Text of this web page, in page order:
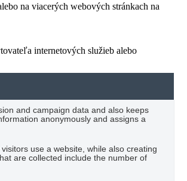
na viacerých webových stránkach na
internetových služieb alebo
and campaign data and also keeps
anonymously and assigns a
use a website, while also creating
are collected include the number of